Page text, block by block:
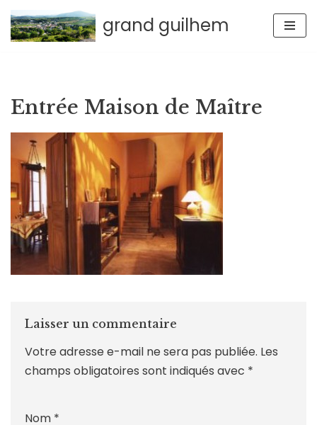
Aller
grand guilhem
Entrée Maison de Maître
Laisser un commentaire
Votre adresse e-mail ne sera pas publiée. Les
champs obligatoires sont indiqués avec *
Nom *